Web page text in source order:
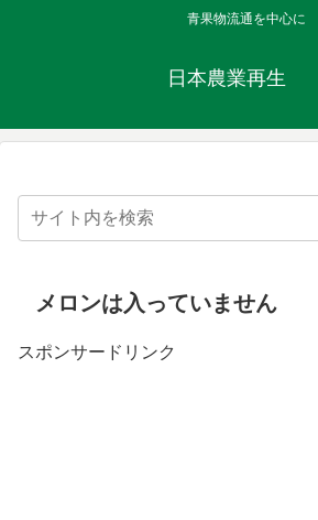
青果物流通を中心に
日本農業再生
メロンは入っていません
スポンサードリンク